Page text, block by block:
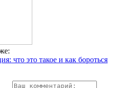
что это такое и как бороться